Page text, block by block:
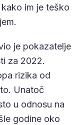
im je teško
je pokazatelje
za 2022.
rizika od
Unatoč
u odnosu na
godine oko